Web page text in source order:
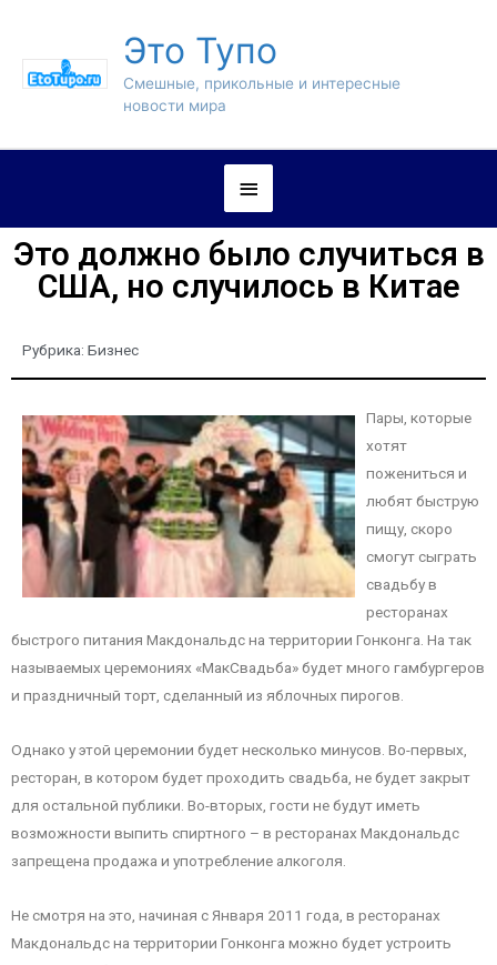
Это Тупо
Смешные, прикольные и интересные
новости мира
Это должно было случиться в
США, но случилось в Китае
Рубрика: Бизнес
Пары, которые
хотят
пожениться и
любят быструю
пищу, скоро
смогут сыграть
свадьбу в
ресторанах
быстрого питания Макдональдс на территории Гонконга. На так
называемых церемониях «МакСвадьба» будет много гамбургеров
и праздничный торт, сделанный из яблочных пирогов.
Однако у этой церемонии будет несколько минусов. Во-первых,
ресторан, в котором будет проходить свадьба, не будет закрыт
для остальной публики. Во-вторых, гости не будут иметь
возможности выпить спиртного – в ресторанах Макдональдс
запрещена продажа и употребление алкоголя.
Не смотря на это, начиная с Января 2011 года, в ресторанах
Макдональдс на территории Гонконга можно будет устроить